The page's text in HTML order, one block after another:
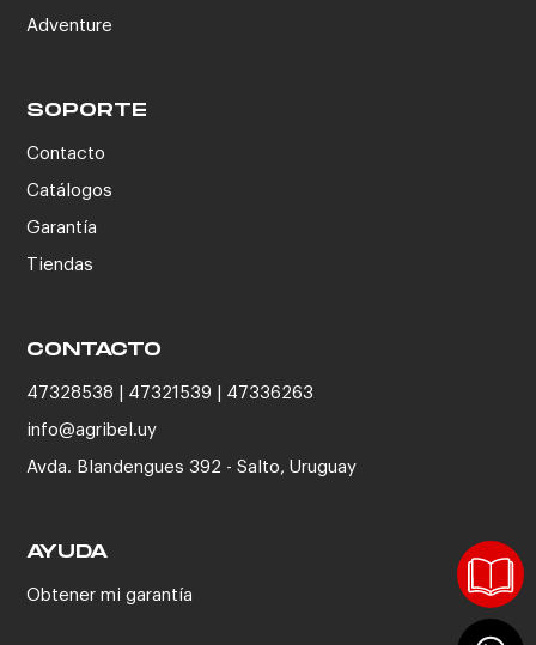
Adventure
SOPORTE
Contacto
Catálogos
Garantía
Tiendas
CONTACTO
47328538 | 47321539 | 47336263
info@agribel.uy
Avda. Blandengues 392 - Salto, Uruguay
AYUDA
Obtener mi garantía